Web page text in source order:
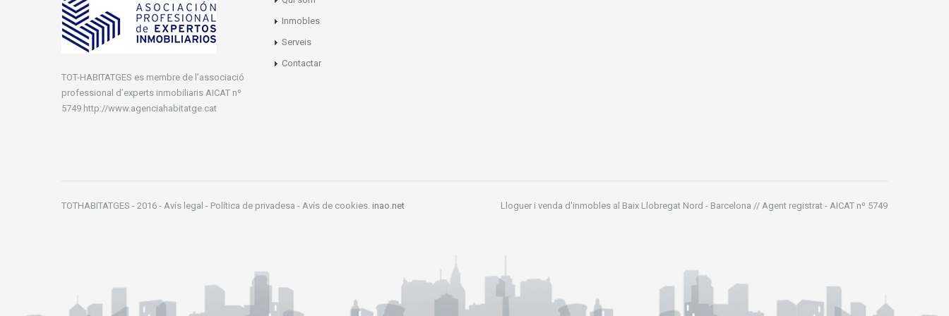
TOT-HABITATGES es membre de l’associació
professional d’experts inmobiliaris AICAT nº
5749 http://www.agenciahabitatge.cat
Inmobles
Serveis
Contactar
TOTHABITATGES - 2016 - Avís legal - Política de privadesa - Avís de cookies. inao.net Lloguer i venda d'inmobles al Baix Llobregat Nord - Barcelona // Agent registrat - AICAT nº 5749